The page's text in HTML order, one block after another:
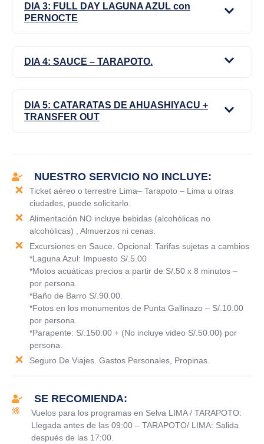
DIA 3: FULL DAY LAGUNA AZUL con
PERNOCTE
DIA 4: SAUCE – TARAPOTO.
DIA 5: CATARATAS DE AHUASHIYACU +
TRANSFER OUT
NUESTRO SERVICIO NO INCLUYE:
Ticket aéreo o terrestre Lima– Tarapoto – Lima u otras
ciudades, puede solicitarlo.
Alimentación NO incluye bebidas (alcohólicas no
alcohólicas) , Almuerzos ni cenas.
Excursiones en Sauce. Opcional: Tarifas sujetas a cambios
*Laguna Azul: Impuesto S/.5.00
*Motos acuáticas precios a partir de S/.50 x 8 minutos –
por persona.
*Baño de Barro S/.90.00.
*Fotos en los monumentos de Punta Gallinazo – S/.10.00
por persona.
*Parapente: S/.150.00 + (No incluye video S/.50.00) por
persona.
Seguro De Viajes. Gastos Personales, Propinas.
SE RECOMIENDA:
Vuelos para los programas en Selva LIMA / TARAPOTO:
Llegada antes de las 09:00 – TARAPOTO/ LIMA: Salida
después de las 17:00.